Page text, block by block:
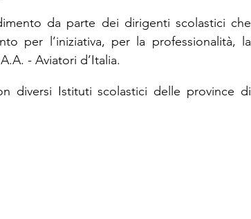
da parte dei dirigenti scolastici che
per l’iniziativa, per la professionalità, la
- Aviatori d’Italia.
diversi Istituti scolastici delle province di